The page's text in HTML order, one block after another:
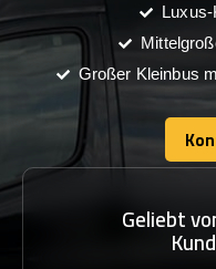
Großer Kleinbus
Geliebt